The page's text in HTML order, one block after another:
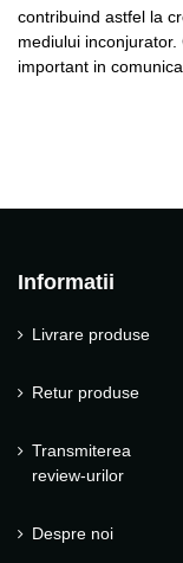
contribuind astfel la
mediului
important in
Informatii
Livrare produse
Retur produse
Transmiterea
review-urilor
Despre noi